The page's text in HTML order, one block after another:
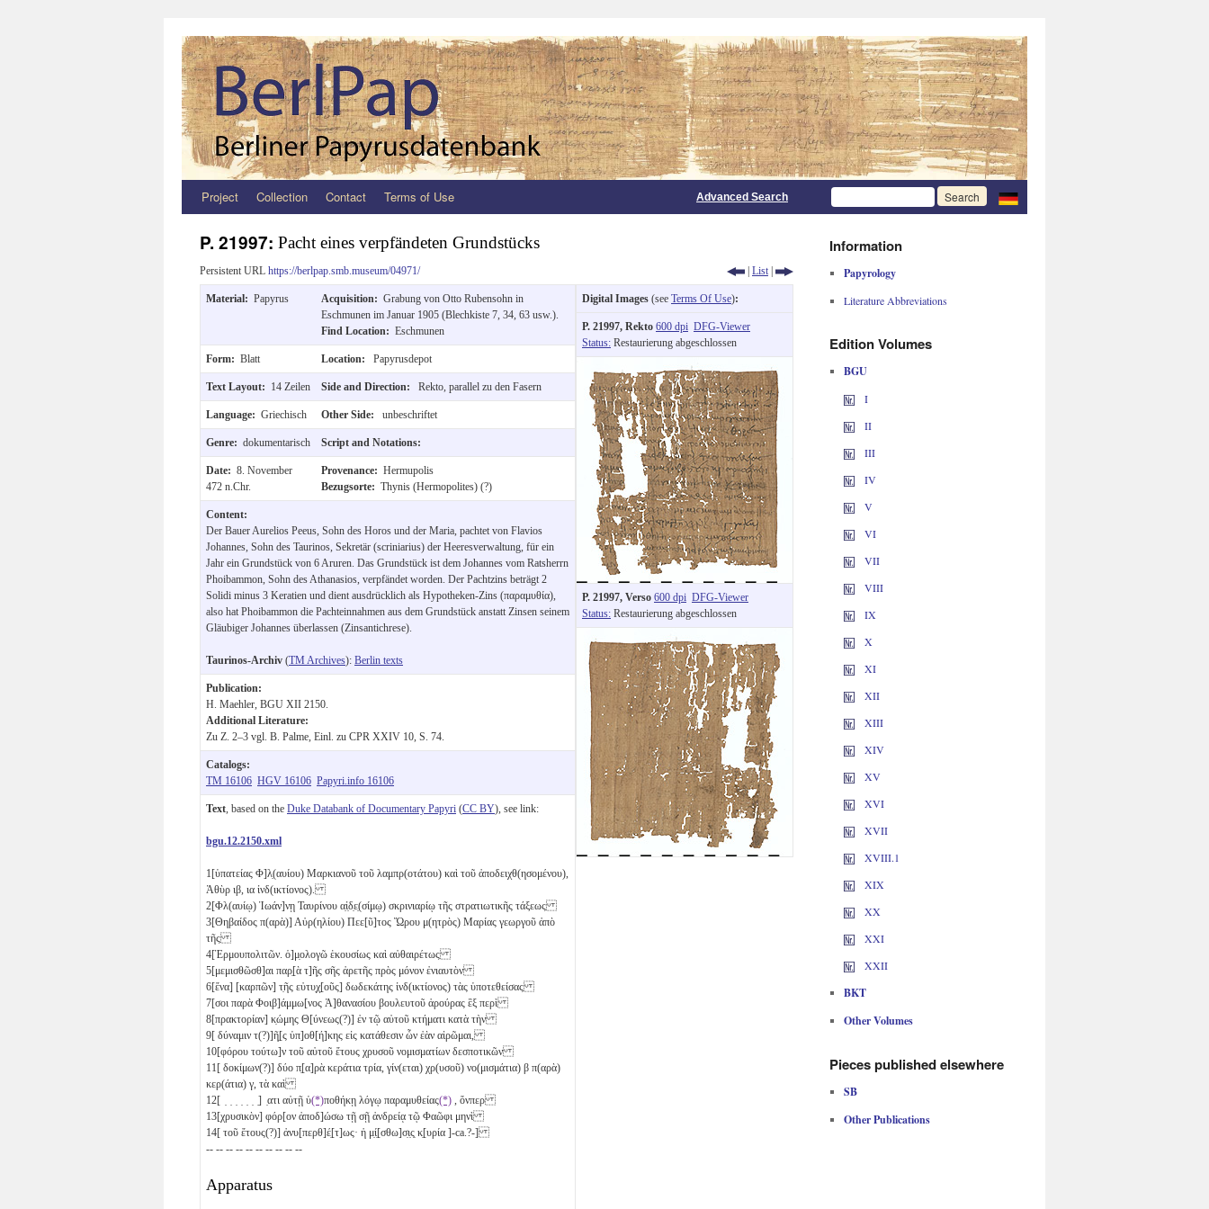
Zum
springen
Project Collection Contact Terms of Use Advanced Search
P. 21997: Pacht eines verpfändeten Grundstücks
Persistent URL https://berlpap.smb.museum/04971/ | List |
Material: Papyrus Acquisition: Grabung von Otto Rubensohn in
Eschmunen im Januar 1905 (Blechkiste 7, 34, 63 usw.).
Find Location: Eschmunen
Form: Blatt Location: Papyrusdepot
Text Layout: 14 Zeilen Side and Direction: Rekto, parallel zu den Fasern
Language: Griechisch Other Side: unbeschriftet
Genre: dokumentarisch Script and Notations:
Date: 8. November
472 n.Chr.
Provenance: Hermupolis
Bezugsorte: Thynis (Hermopolites) (?)
Content:
Der Bauer Aurelios Peeus, Sohn des Horos und der Maria, pachtet von Flavios
Johannes, Sohn des Taurinos, Sekretär (scriniarius) der Heeresverwaltung, für ein
Jahr ein Grundstück von 6 Aruren. Das Grundstück ist dem Johannes vom Ratsherrn
Phoibammon, Sohn des Athanasios, verpfändet worden. Der Pachtzins beträgt 2
Solidi minus 3 Keratien und dient ausdrücklich als Hypotheken-Zins (παραμυθία),
also hat Phoibammon die Pachteinnahmen aus dem Grundstück anstatt Zinsen seinem
Gläubiger Johannes überlassen (Zinsantichrese).
Taurinos-Archiv (TM Archives): Berlin texts
Publication:
H. Maehler, BGU XII 2150.
Additional Literature:
Zu Z. 2–3 vgl. B. Palme, Einl. zu CPR XXIV 10, S. 74.
Catalogs:
TM 16106 HGV 16106 Papyri.info 16106
Text , based on the Duke Databank of Documentary Papyri (CC BY), see link:
bgu.12.2150.xml
1 [ὑπατείας Φ]λ̣(αυίου) Μαρκιανοῦ τοῦ λαμπρ(οτάτου) καὶ τοῦ ἀποδειχθ(ησομένου),
Ἁθὺρ ιβ ια ἰνδ(ικτίονος).
2[Φλ(αυίῳ) Ἰωάν]νῃ Ταυρίνου α̣ἰ̣δ̣ε̣(σίμῳ) σκρινιαρίῳ τῆς στρατιωτικῆς τάξεως
3[Θηβαίδος π(αρὰ)] Αὐρ(ηλίου) Πεε[ῦ]τος Ὥρου μ(ητρὸς) Μαρίας γεωργοῦ ἀπὸ
τῆς
4[Ἑρμουπολιτῶν. ὁ]μ̣ολογῶ ἑκουσίως καὶ αὐθαιρέτως
5[μεμισθῶσθ]αι παρ̣[ὰ τ]ῆ̣ς σῆς ἀρετῆς πρὸς μόνον ἐνιαυτὸν
6[ἕνα] [καρπῶν] τ̣ῆς εὐτυ̣χ̣[οῦς] δωδεκάτης ἰνδ(ικτίονος) τὰς ὑποτεθείσας
7[σοι παρὰ Φοιβ]άμμω[νος Ἀ]θανασίου βουλευτοῦ ἀρούρας ἓξ περὶ
8[πρακτορίαν] κ̣ώμης Θ[ύνεως(?)] ἐν τῷ αὐτοῦ κτήματι κατὰ τὴν
9[ δύναμιν τ(?)]ῆ̣[ς ὑπ]οθ[ή]κης εἰς κατάθεσιν ὧν ἐὰν αἱρῶμαι,
10[φόρου τούτω]ν τοῦ αὐτοῦ ἔτους χρυσοῦ νομισματίων δεσποτικῶν
11 [ δοκίμων(?)] δύο π̣[α]ρὰ κεράτια τρία, γίν(εται) χρ(υσοῦ) νο(μισμάτια) β π(αρὰ)
κερ(άτια) γ , τὰ καὶ
12[ ̣ ̣ ̣ ̣ ̣ ̣ ̣] ̣ατι αὐτῇ ὑ(*)ποθήκῃ λόγῳ παραμυθείας(*) , ὅνπερ
13[χρυσικὸν] φόρ[ον ἀποδ]ώσω τῇ σῇ ἀνδρείᾳ τῷ Φαῶφι μηνὶ
14[ τοῦ ἔτους(?)] ἀνυ[περθ]έ̣[τ]ως· ἡ μ̣ί̣[σθω]σ̣ι̣ς̣ κ̣[υρία ]-ca.?-]
-- -- -- -- -- -- -- -- -- --
Apparatus
Digital Images (see Terms Of Use):
P. 21997, Rekto 600 dpi DFG-Viewer
Status: Restaurierung abgeschlossen
P. 21997, Verso 600 dpi DFG-Viewer
Status: Restaurierung abgeschlossen
Information
Papyrology
Literature Abbreviations
Edition Volumes
BGU
I
II
III
IV
V
VI
VII
VIII
IX
X
XI
XII
XIII
XIV
XV
XVI
XVII
XVIII.1
XIX
XX
XXI
XXII
BKT
Other Volumes
Pieces published elsewhere
SB
Other Publications